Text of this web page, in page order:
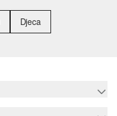
Djeca